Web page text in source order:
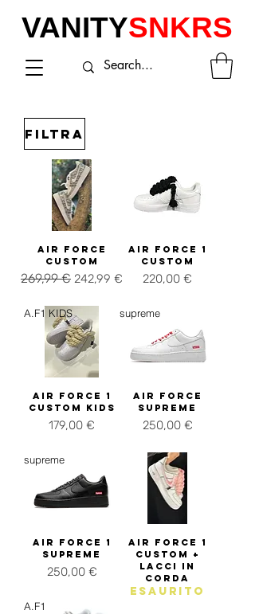
VANITYSNKRS
Filtra
AIR FORCE
CUSTOM
Prezzo regolare
269,99 € Prezzo scontato
242,99 €
AIR FORCE 1
CUSTOM
Prezzo
220,00 €
A.F1 KIDS
AIR FORCE 1
CUSTOM KIDS
Prezzo
179,00 €
supreme
AIR FORCE
SUPREME
Prezzo
250,00 €
supreme
AIR FORCE 1
SUPREME
Prezzo
250,00 €
AIR FORCE 1
CUSTOM +
LACCI IN
CORDA
Esaurito
A.F1